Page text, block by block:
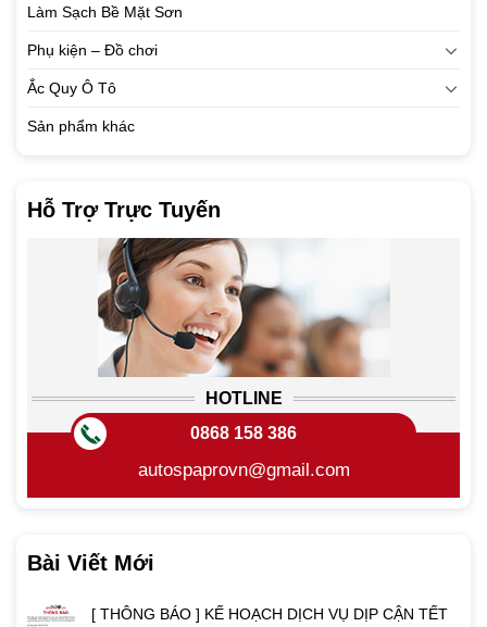
Làm Sạch Bề Mặt Sơn
Phụ kiện – Đồ chơi
Ắc Quy Ô Tô
Sản phẩm khác
Hỗ Trợ Trực Tuyến
HOTLINE
0868 158 386
autospaprovn@gmail.com
Bài Viết Mới
[ THÔNG BÁO ] KẾ HOẠCH DỊCH VỤ DỊP CẬN TẾT